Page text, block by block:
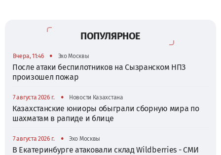
ПОПУЛЯРНОЕ
Вчера, 11:46 • Эхо Москвы
После атаки беспилотников на Сызранском НПЗ
произошел пожар
7 августа 2026 г. • Новости Казахстана
Казахстанские юниоры обыграли сборную мира по
шахматам в рапиде и блице
7 августа 2026 г. • Эхо Москвы
В Екатеринбурге атаковали склад Wildberries - СМИ